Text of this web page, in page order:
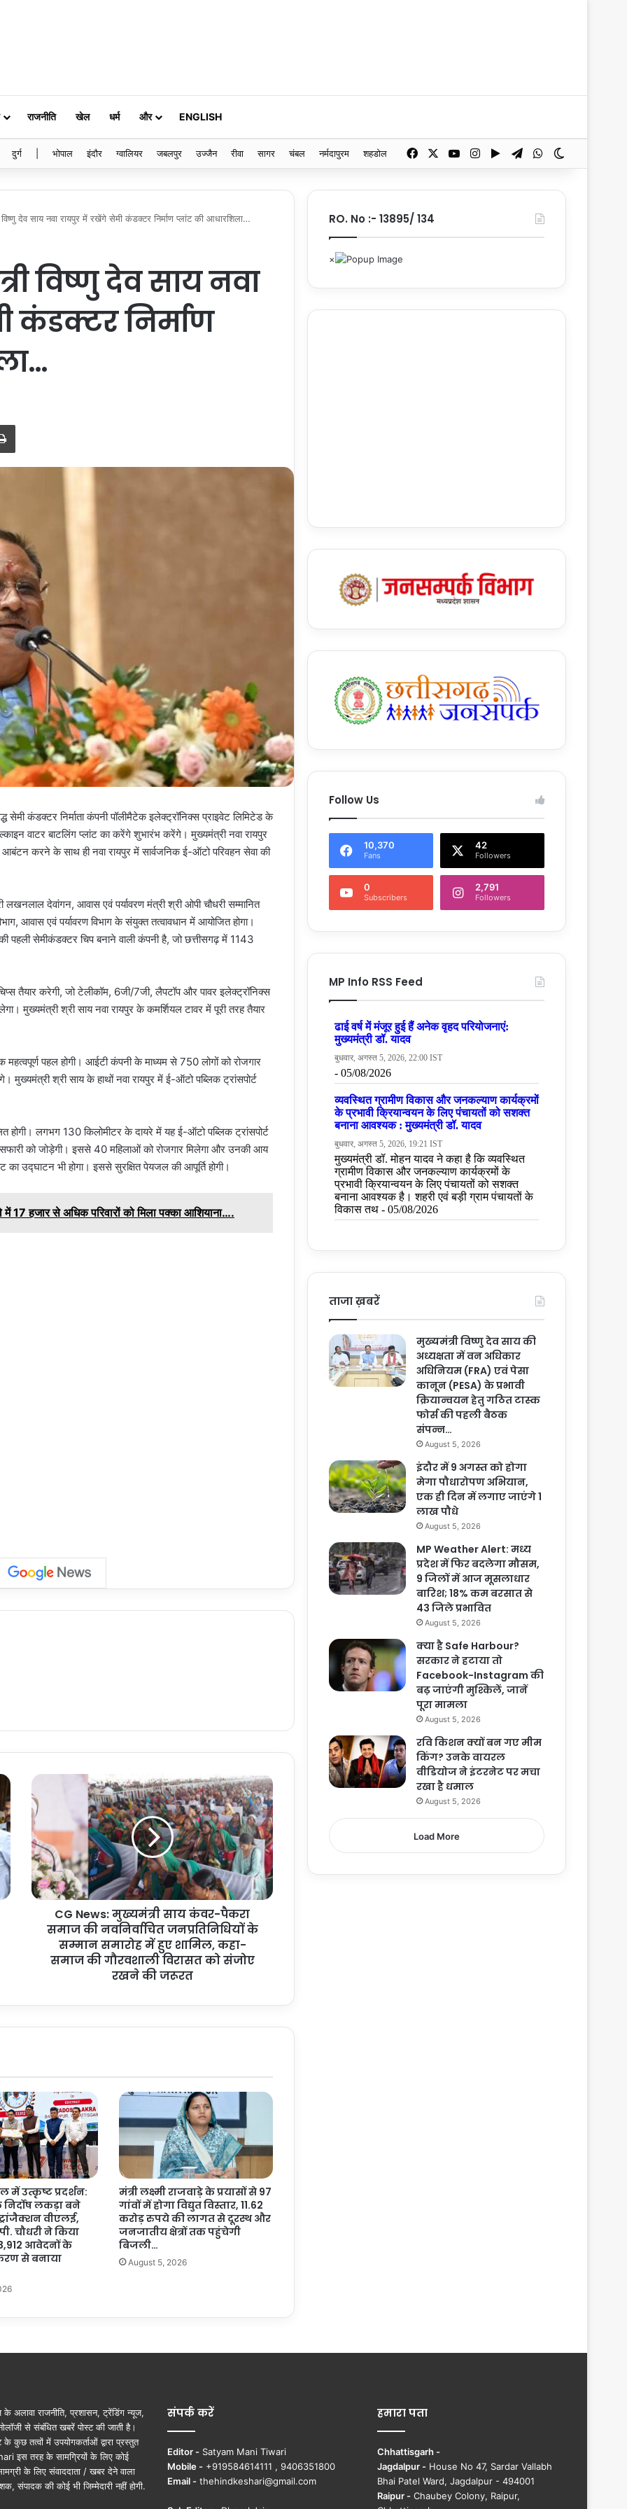
राजनीति खेल धर्म और ENGLISH
दुर्ग भोपाल इंदौर ग्वालियर जबलपुर उज्जैन रीवा सागर चंबल नर्मदापुरम शहडोल FacebookYouTubeInstagramGoogle Play
TelegramWhatsApp
देव साय नवा रायपुर में रखेंगे सेमी कंडक्टर निर्माण प्लांट की आधारशिला…
विष्णु देव साय नवा
कंडक्टर निर्माण
सेमी कंडक्टर निर्माता कंपनी पॉलीमैटेक इलेक्ट्रॉनिक्स प्राइवेट लिमिटेड के
वाटर बाटलिंग प्लांट का करेंगे शुभारंभ करेंगे। मुख्यमंत्री नवा रायपुर
आबंटन करने के साथ ही नवा रायपुर में सार्वजनिक ई-ऑटो परिवहन सेवा की
देवांगन, आवास एवं पर्यावरण मंत्री श्री ओपी चौधरी सम्मानित
आवास एवं पर्यावरण विभाग के संयुक्त तत्वावधान में आयोजित होगा।
पहली सेमीकंडक्टर चिप बनाने वाली कंपनी है, जो छत्तीसगढ़ में 1143
तैयार करेगी, जो टेलीकॉम, 6जी/7जी, लैपटॉप और पावर इलेक्ट्रॉनिक्स
मुख्यमंत्री श्री साय नवा रायपुर के कमर्शियल टावर में पूरी तरह तैयार
पहल होगी। आईटी कंपनी के माध्यम से 750 लोगों को रोजगार
श्री साय के हाथों नवा रायपुर में ई-ऑटो पब्लिक ट्रांसपोर्ट
लगभग 130 किलोमीटर के दायरे में यह ई-ऑटो पब्लिक ट्रांसपोर्ट
को जोड़ेगी। इससे 40 महिलाओं को रोजगार मिलेगा और उनकी आय
का उद्घाटन भी होगा। इससे सुरक्षित पेयजल की आपूर्ति होगी।
17 हजार से अधिक परिवारों को मिला पक्का आशियाना….
C
G
N
e
w
s
:
मु
ख्य
पै
स
मा
ज
की
न
व
नि
र्वा
चि
त
ज
न
प्र
म्मा
रो
ह
में
हु
ए
शा
CG News: मुख्यमंत्री साय कंवर-पैकरा
समाज की नवनिर्वाचित जनप्रतिनिधियों के
सम्मान समारोह में हुए शामिल, कहा-
समाज की गौरवशाली विरासत को संजोए
रखने की जरूरत
में उत्कृष्ट प्रदर्शन:
लकड़ा बने
वीएलई,
चौधरी ने किया
आवेदनों के
से बनाया
मंत्री लक्ष्मी राजवाड़े के प्रयासों से 97
गांवों में होगा विद्युत विस्तार, 11.62
करोड़ रुपये की लागत से दूरस्थ और
जनजातीय क्षेत्रों तक पहुंचेगी
बिजली…
August 5, 2026
RO. No :- 13895/ 134
Follow Us
10,370
Fans
42
Followers
0
Subscribers
2,791
Followers
MP Info RSS Feed
ताजा ख़बरें
मुख्यमंत्री विष्णु देव साय की
अध्यक्षता में वन अधिकार
अधिनियम (FRA) एवं पेसा
कानून (PESA) के प्रभावी
क्रियान्वयन हेतु गठित टास्क
फोर्स की पहली बैठक
संपन्न…
August 5, 2026
इंदौर में 9 अगस्त को होगा
मेगा पौधारोपण अभियान,
एक ही दिन में लगाए जाएंगे 1
लाख पौधे
August 5, 2026
MP Weather Alert: मध्य
प्रदेश में फिर बदलेगा मौसम,
9 जिलों में आज मूसलाधार
बारिश; 18% कम बरसात से
43 जिले प्रभावित
August 5, 2026
क्या है Safe Harbour?
सरकार ने हटाया तो
Facebook-Instagram की
बढ़ जाएंगी मुश्किलें, जानें
पूरा मामला
August 5, 2026
रवि किशन क्यों बन गए मीम
किंग? उनके वायरल
वीडियोज ने इंटरनेट पर मचा
रखा है धमाल
August 5, 2026
Load More
अलावा राजनीति, प्रशासन, ट्रेंडिंग न्यूज,
से संबंधित खबरें पोस्ट की जाती है।
कुछ तत्वों में उपयोगकर्ताओं द्वारा प्रस्तुत
इस तरह के सामग्रियों के लिए कोई
के लिए संवाददाता / खबर देने वाला
संपादक की कोई भी जिम्मेदारी नहीं होगी.
संपर्क करें
Editor - Satyam Mani Tiwari
Mobile - +919584614111 , 9406351800
Email - thehindkeshari@gmail.com
हमारा पता
Chhattisgarh -
Jagdalpur - House No 47, Sardar Vallabh
Bhai Patel Ward, Jagdalpur - 494001
Raipur - Chaubey Colony, Raipur,